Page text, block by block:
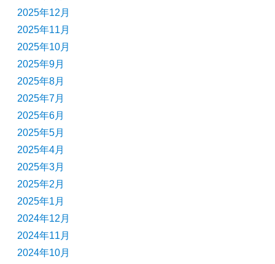
2025年12月
2025年11月
2025年10月
2025年9月
2025年8月
2025年7月
2025年6月
2025年5月
2025年4月
2025年3月
2025年2月
2025年1月
2024年12月
2024年11月
2024年10月